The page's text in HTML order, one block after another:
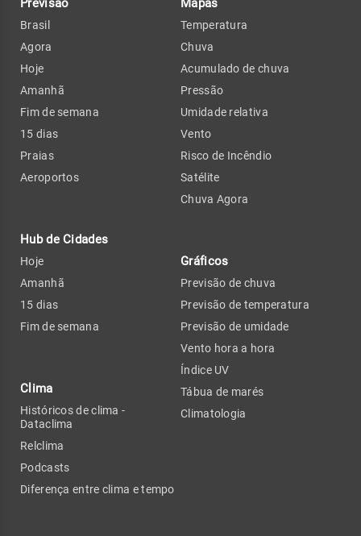
Brasil
Agora
Hoje
Amanhã
Fim de semana
15 dias
Praias
Aeroportos
Hub de Cidades
Hoje
Amanhã
15 dias
Fim de semana
Clima
Históricos de clima -
Dataclima
Relclima
Podcasts
Diferença entre clima e tempo
Temperatura
Chuva
Acumulado de chuva
Pressão
Umidade relativa
Vento
Risco de Incêndio
Satélite
Chuva Agora
Gráficos
Previsão de chuva
Previsão de temperatura
Previsão de umidade
Vento hora a hora
Índice UV
Tábua de marés
Climatologia